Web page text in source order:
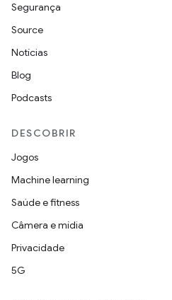
Segurança
Source
Notícias
Blog
Podcasts
DESCOBRIR
Jogos
Machine learning
Saúde e fitness
Câmera e mídia
Privacidade
5G